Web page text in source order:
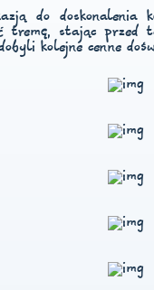
do doskonalenia
tremę, stając przed
kolejne cenne